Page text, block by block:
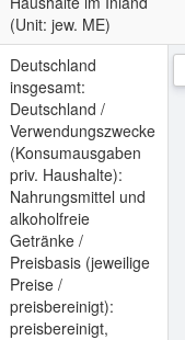
(Unit: jew. ME)
Deutschland
insgesamt:
Deutschland /
Verwendungszwecke
(Konsumausgaben
priv. Haushalte):
Nahrungsmittel und
alkoholfreie
Getränke /
Preisbasis (jeweilige
Preise /
preisbereinigt):
preisbereinigt,